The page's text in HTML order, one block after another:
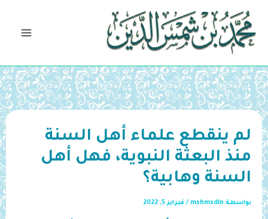
تخطي
المحتوى
لم ينقطع علماء أهل السنة
منذ البعثة النبوية، فهل أهل
السنة وهابية؟
بواسطة mshmsdin
/فبراير 5, 2022